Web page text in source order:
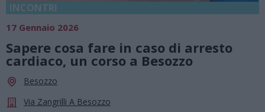
INCONTRI
17 Gennaio 2026
Sapere cosa fare in caso di arresto
cardiaco, un corso a Besozzo
Besozzo
Via Zangrilli A Besozzo